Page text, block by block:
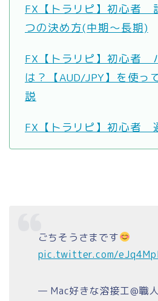
FX【トラリピ】初心者
つの決め方(中期〜長期)
FX【トラリピ】初心者
は？【AUD/JPY】を使っ
説
FX【トラリピ】初心者
ごちそうさまです
pic.twitter.com/
— Mac好きな溶接工@職